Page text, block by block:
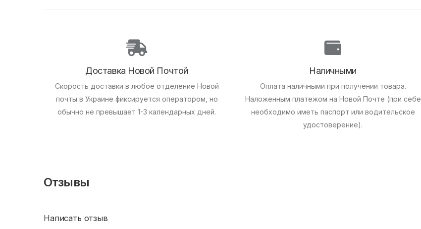
Доставка Новой Почтой
Скорость доставки в любое отделение Новой
почты в Украине фиксируется оператором, но
обычно не превышает 1-3 календарных дней.
Наличными
Оплата наличными при получении товара.
Наложенным платежом на Новой Почте (при себе
необходимо иметь паспорт или водительское
удостоверение).
Отзывы
Написать отзыв